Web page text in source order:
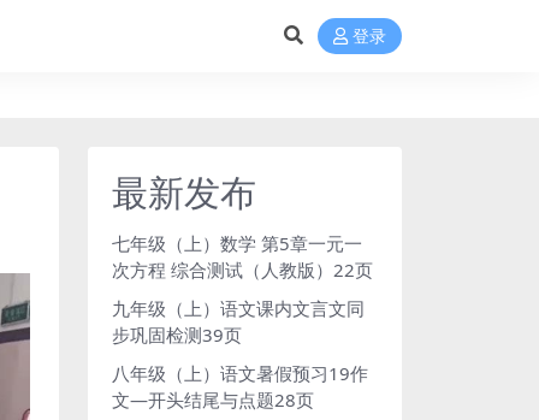
登录
最新发布
七年级（上）数学 第5章一元一
次方程 综合测试（人教版）22页
九年级（上）语文课内文言文同
步巩固检测39页
八年级（上）语文暑假预习19作
文—开头结尾与点题28页